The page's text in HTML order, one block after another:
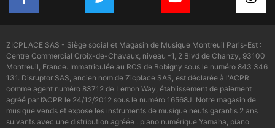
ZICPLACE SAS - Siège social et Magasin de Musique Montreuil Paris-Est :
Centre Commercial Croix-de-Chavaux, niveau -1, 2 Blvd de Chanzy, 93100
Montreuil, France. Immatriculée au RCS de Bobigny sous le numéro 843 346
131. Disruptor SAS, ancien nom de Zicplace SAS, est déclarée à l'ACPR
comme agent numéro 83712 de Lemon Way, établissement de paiement
agréé par l’ACPR le 24/12/2012 sous le numéro 16568J. Notre magasin de
musique vends et expose les instruments de musique neufs garantis 2 ans
suivants avec une distribution agréée : piano numérique Yamaha, piano